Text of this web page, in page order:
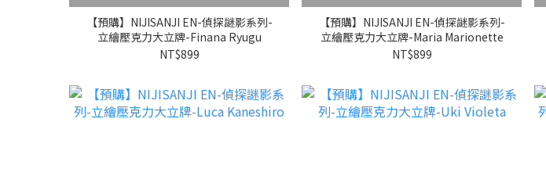
【預購】NIJISANJI EN-偵探謎影系列-
立繪壓克力大立牌-Finana Ryugu
NT$899
【預購】NIJISANJI EN-偵探謎影系列-
立繪壓克力大立牌-Maria Marionette
NT$899